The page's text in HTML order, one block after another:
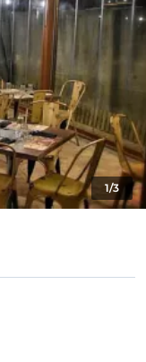
1/3